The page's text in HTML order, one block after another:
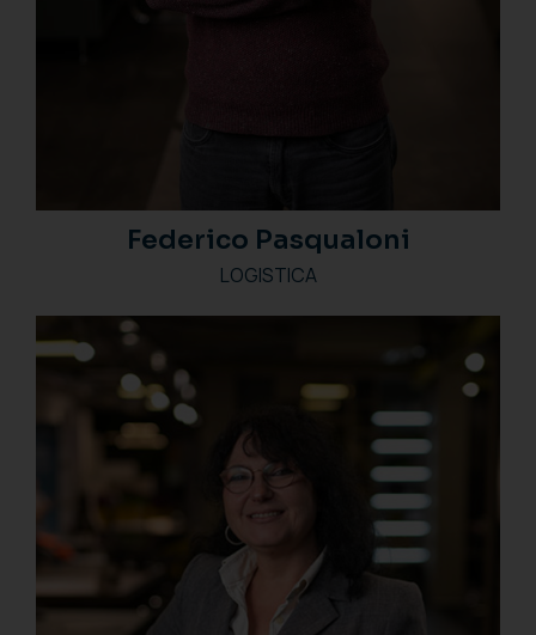
Federico Pasqualoni
LOGISTICA